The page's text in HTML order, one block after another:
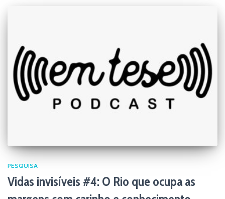
PESQUISA
Vidas invisíveis #4: O Rio que ocupa as